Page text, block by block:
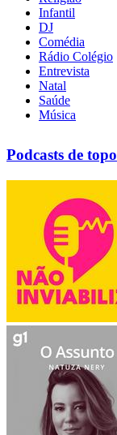
Infantil
DJ
Comédia
Rádio Colégio
Entrevista
Natal
Saúde
Música
Podcasts de topo